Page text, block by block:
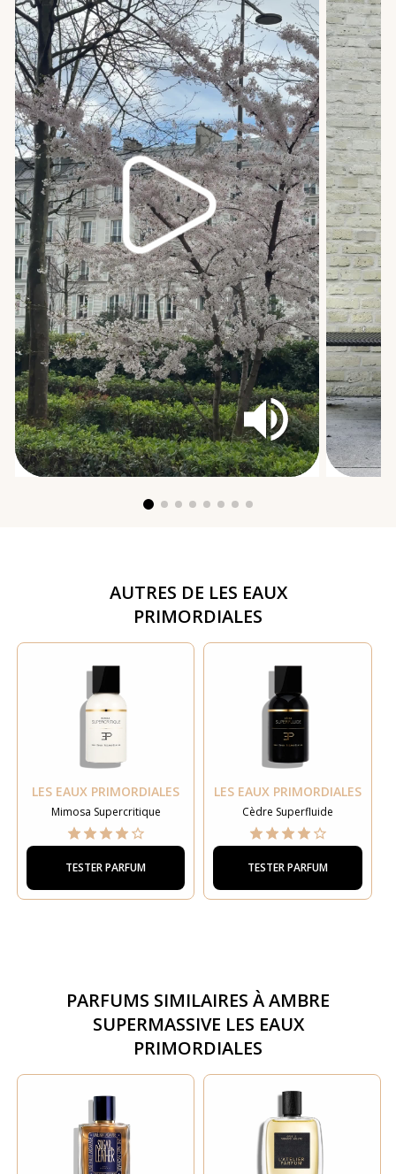
AUTRES DE LES EAUX
PRIMORDIALES
LES EAUX PRIMORDIALES
Mimosa Supercritique
TESTER PARFUM
LES EAUX PRIMORDIALES
Cèdre Superfluide
TESTER PARFUM
PARFUMS SIMILAIRES ÀAMBRE
SUPERMASSIVE LES EAUX
PRIMORDIALES